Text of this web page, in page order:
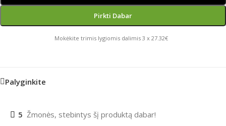
Pirkti Dabar
Mokėkite trimis lygiomis dalimis 3 x 27.32€
Palyginkite
5 Žmonės, stebintys šį produktą dabar!